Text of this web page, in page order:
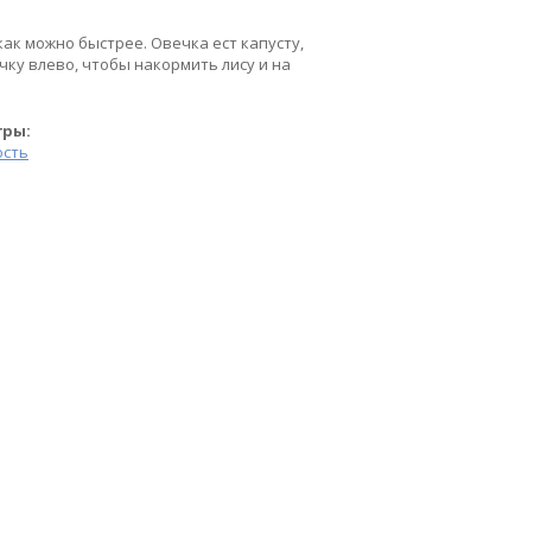
можно быстрее. Овечка ест капусту,
влево, чтобы накормить лису и на